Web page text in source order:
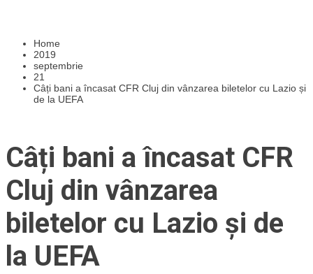
Home
2019
septembrie
21
Câți bani a încasat CFR Cluj din vânzarea biletelor cu Lazio și
de la UEFA
Câți bani a încasat CFR
Cluj din vânzarea
biletelor cu Lazio și de
la UEFA